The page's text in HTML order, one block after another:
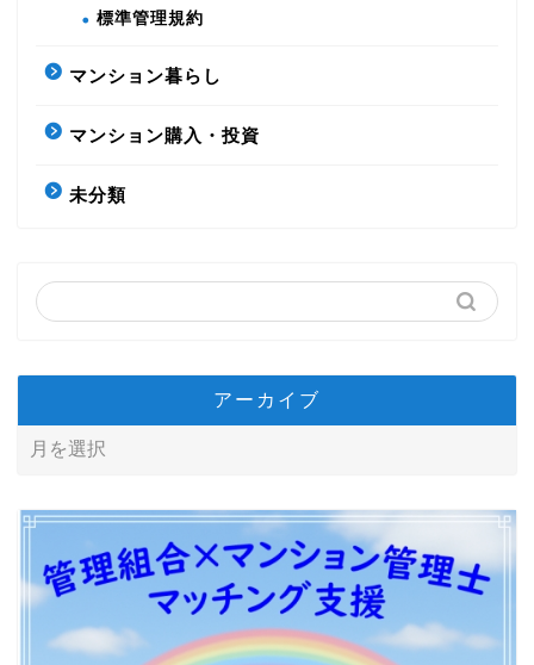
標準管理規約
マンション暮らし
マンション購入・投資
未分類
アーカイブ